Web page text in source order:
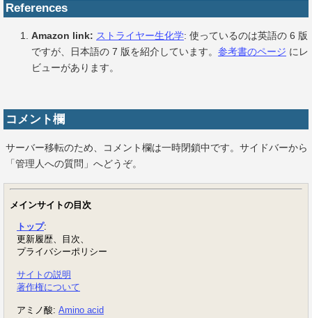
References
Amazon link: ストライヤー生化学: 使っているのは英語の 6 版
ですが、日本語の 7 版を紹介しています。 参考書のページ にレ
ビューがあります。
コメント欄
サーバー移転のため、コメント欄は一時閉鎖中です。サイドバーから
「管理人への質問」へどうぞ。